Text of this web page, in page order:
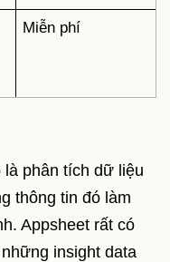
Miễn phí
phân tích dữ liệu
thông tin đó làm
Appsheet rất có
insight data